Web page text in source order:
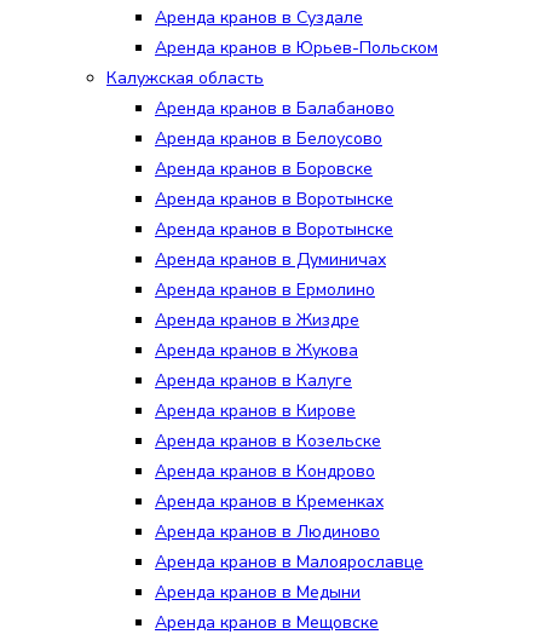
Аренда кранов в Суздале
Аренда кранов в Юрьев-Польском
Калужская область
Аренда кранов в Балабаново
Аренда кранов в Белоусово
Аренда кранов в Боровске
Аренда кранов в Воротынске
Аренда кранов в Воротынске
Аренда кранов в Думиничах
Аренда кранов в Ермолино
Аренда кранов в Жиздре
Аренда кранов в Жукова
Аренда кранов в Калуге
Аренда кранов в Кирове
Аренда кранов в Козельске
Аренда кранов в Кондрово
Аренда кранов в Кременках
Аренда кранов в Людиново
Аренда кранов в Малоярославце
Аренда кранов в Медыни
Аренда кранов в Мещовске